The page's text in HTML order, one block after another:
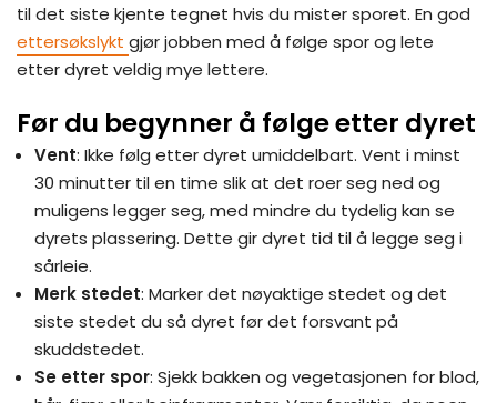
til det siste kjente tegnet hvis du mister sporet. En god
ettersøkslykt gjør jobben med å følge spor og lete
etter dyret veldig mye lettere.
Før du begynner å følge etter dyret
Vent: Ikke følg etter dyret umiddelbart. Vent i minst
30 minutter til en time slik at det roer seg ned og
muligens legger seg, med mindre du tydelig kan se
dyrets plassering. Dette gir dyret tid til å legge seg i
sårleie.
Merk stedet: Marker det nøyaktige stedet og det
siste stedet du så dyret før det forsvant på
skuddstedet.
Se etter spor: Sjekk bakken og vegetasjonen for blod,